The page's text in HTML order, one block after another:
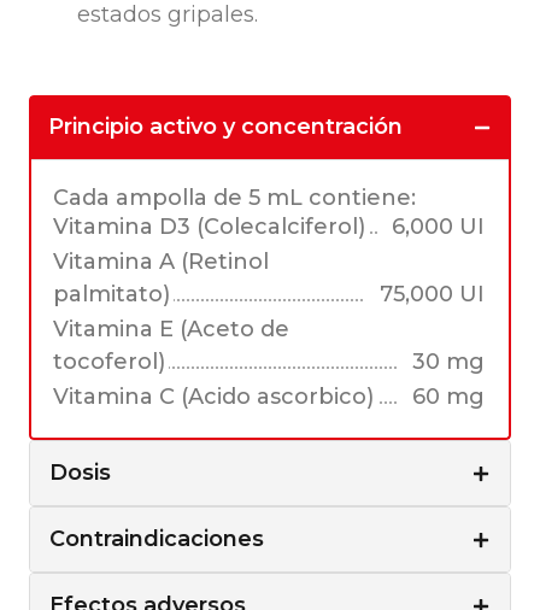
estados gripales.
Principio activo y concentración
Cada ampolla de 5 mL contiene:
Vitamina D3 (Colecalciferol)
6,000 UI
Vitamina A (Retinol
palmitato)
75,000 UI
Vitamina E (Aceto de
tocoferol)
30 mg
Vitamina C (Acido ascorbico)
60 mg
Dosis
Contraindicaciones